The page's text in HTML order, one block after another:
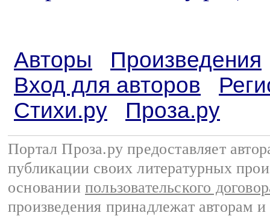
Авторы
Произведения
Вход для авторов
Стихи.ру
Проза.ру
Портал Проза.ру предоставляет
публикации своих литературных
основании пользовательского
произведения принадлежат авторам